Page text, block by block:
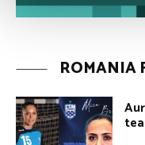
ROMANIA